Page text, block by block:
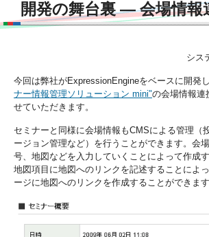
開発の舞台裏 ― 会場情報
シス
今回は弊社がExpressionEngineをベースに開発
ナー情報管理ソリューション mini"の会場情報連
せていただきます。
セミナーと同様に会場情報もCMSによる管理（
ージョン管理など）を行うことができます。会
号、地図などを入力していくことによって作成
地図項目に地図へのリンクを記述することによ
ージに地図へのリンクを作成することができます